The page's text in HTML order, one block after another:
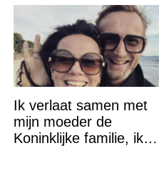
Ik verlaat samen met
mijn moeder de
Koninklijke familie, ik